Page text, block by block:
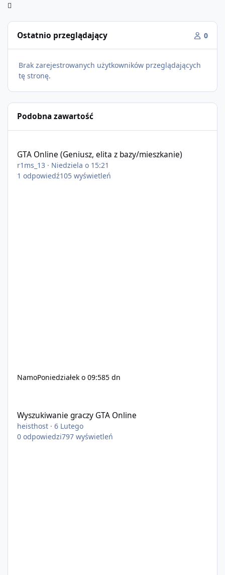
Ostatnio przeglądający 0
Brak zarejestrowanych użytkowników przeglądających
tę stronę.
Podobna zawartość
GTA Online (Geniusz, elita z bazy/mieszkanie)
r1ms_13 · Niedziela o 15:21
1 odpowiedź105 wyświetleń
NamoPoniedziałek o 09:585 dn
Wyszukiwanie graczy GTA Online
heisthost ·6 Lutego
0 odpowiedzi797 wyświetleń